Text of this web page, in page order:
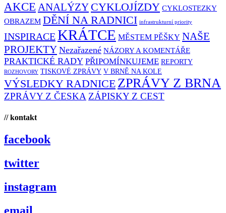
AKCE ANALÝZY CYKLOJÍZDY CYKLOSTEZKY
OBRAZEM DĚNÍ NA RADNICI infrastrukturní priority
INSPIRACEKRÁTCE MĚSTEM PĚŠKY NAŠE
PROJEKTY Nezařazené NÁZORY A KOMENTÁŘE
PRAKTICKÉ RADY PŘIPOMÍNKUJEME REPORTY
ROZHOVORY TISKOVÉ ZPRÁVY V BRNĚ NA KOLE
VÝSLEDKY RADNICE ZPRÁVY Z BRNA
ZPRÁVY Z ČESKA ZÁPISKY Z CEST
// kontakt
facebook
twitter
instagram
email